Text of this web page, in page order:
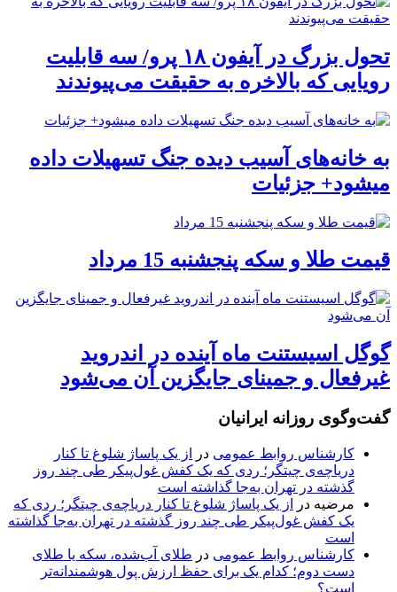
تحول بزرگ در آیفون ۱۸ پرو/ سه قابلیت
رویایی که بالاخره به حقیقت می‌پیوندند
به خانه‌های آسیب دیده جنگ تسهیلات داده
میشود+ جزئیات
قیمت طلا و سکه پنجشنبه 15 مرداد
گوگل اسیستنت ماه آینده در اندروید
غیرفعال و جمینای جایگزین آن می‌شود
گفت‌وگوی روزانه ایرانیان
کارشناس روابط عمومی در
از یک پاساژ شلوغ تا کنار
دریاچه‌ی چیتگر؛ ردی که یک کفش غول‌پیکر طی چند روز
گذشته در تهران به‌جا گذاشته است
مرضیه در
از یک پاساژ شلوغ تا کنار دریاچه‌ی چیتگر؛ ردی که
یک کفش غول‌پیکر طی چند روز گذشته در تهران به‌جا گذاشته
است
کارشناس روابط عمومی در طلای آب‌شده، سکه یا طلای
دست دوم؛ کدام یک برای حفظ ارزش پول هوشمندانه‌تر
است؟